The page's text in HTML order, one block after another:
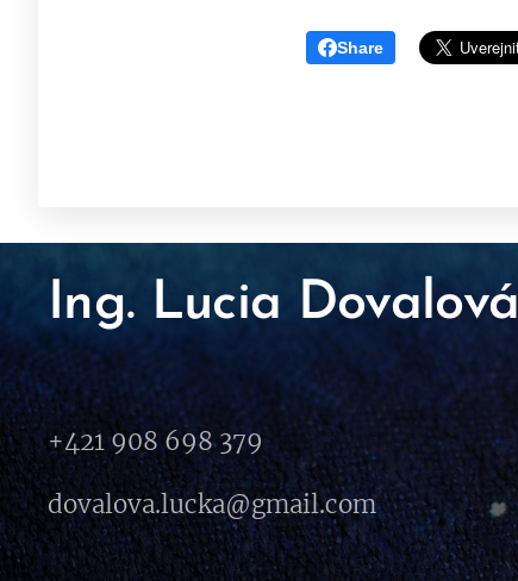
Share
Ing. Lucia Dovalová
+421 908 698 379
dovalova.lucka@gmail.com